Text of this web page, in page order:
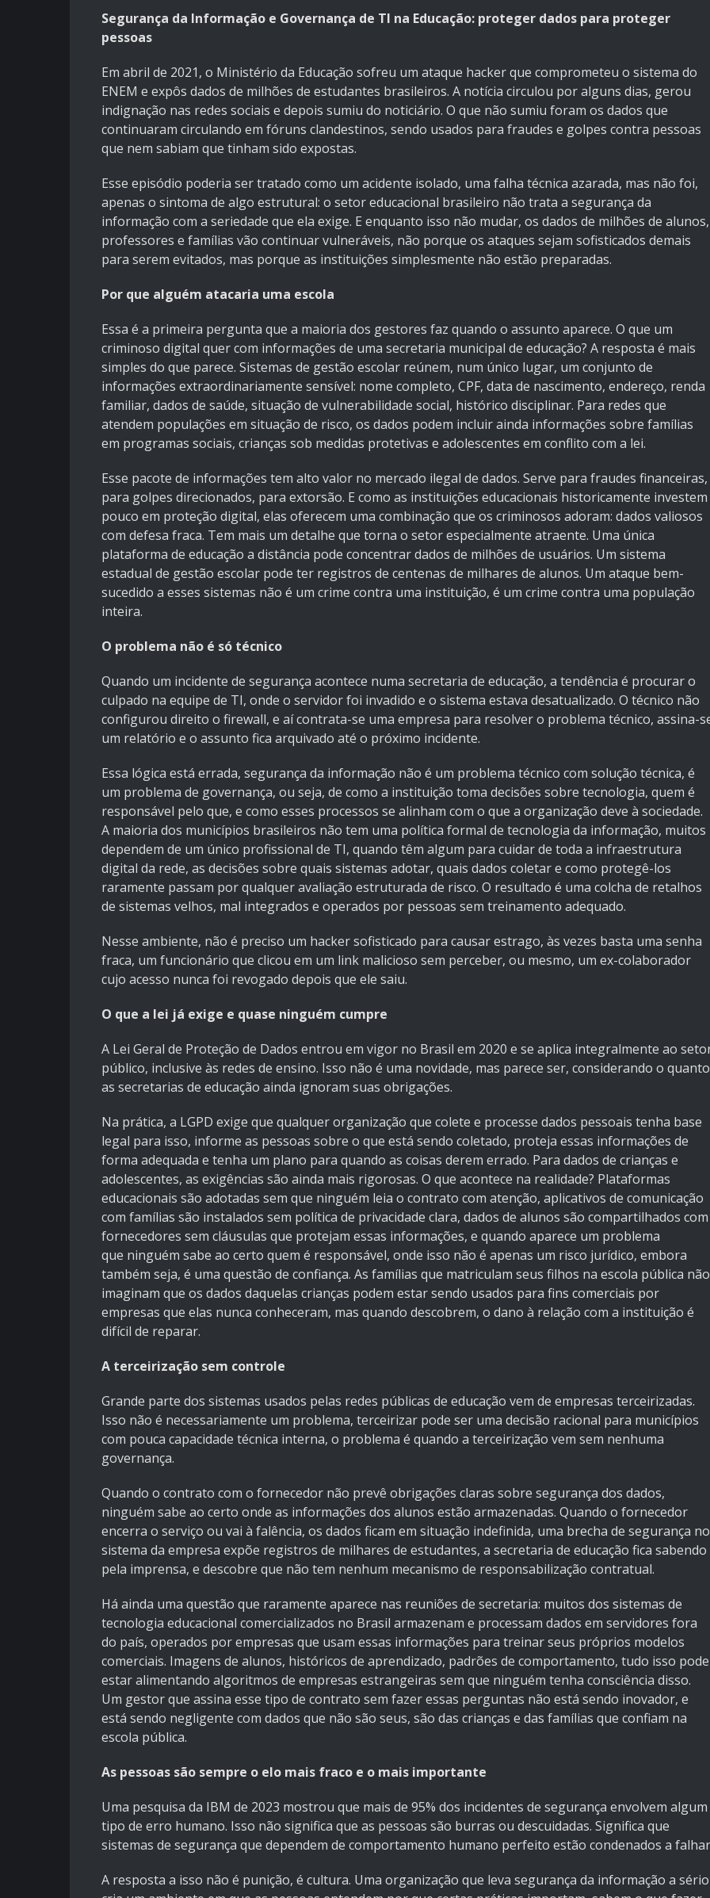
Segurança da Informação e Governança de TI na Educação: proteger dados para proteger
pessoas
Em abril de 2021, o Ministério da Educação sofreu um ataque hacker que comprometeu o sistema do
ENEM e expôs dados de milhões de estudantes brasileiros. A notícia circulou por alguns dias, gerou
indignação nas redes sociais e depois sumiu do noticiário. O que não sumiu foram os dados que
continuaram circulando em fóruns clandestinos, sendo usados para fraudes e golpes contra pessoas
que nem sabiam que tinham sido expostas.
Esse episódio poderia ser tratado como um acidente isolado, uma falha técnica azarada, mas não foi,
apenas o sintoma de algo estrutural: o setor educacional brasileiro não trata a segurança da
informação com a seriedade que ela exige. E enquanto isso não mudar, os dados de milhões de alunos,
professores e famílias vão continuar vulneráveis, não porque os ataques sejam sofisticados demais
para serem evitados, mas porque as instituições simplesmente não estão preparadas.
Por que alguém atacaria uma escola
Essa é a primeira pergunta que a maioria dos gestores faz quando o assunto aparece. O que um
criminoso digital quer com informações de uma secretaria municipal de educação? A resposta é mais
simples do que parece. Sistemas de gestão escolar reúnem, num único lugar, um conjunto de
informações extraordinariamente sensível: nome completo, CPF, data de nascimento, endereço, renda
familiar, dados de saúde, situação de vulnerabilidade social, histórico disciplinar. Para redes que
atendem populações em situação de risco, os dados podem incluir ainda informações sobre famílias
em programas sociais, crianças sob medidas protetivas e adolescentes em conflito com a lei.
Esse pacote de informações tem alto valor no mercado ilegal de dados. Serve para fraudes financeiras,
para golpes direcionados, para extorsão. E como as instituições educacionais historicamente investem
pouco em proteção digital, elas oferecem uma combinação que os criminosos adoram: dados valiosos
com defesa fraca. Tem mais um detalhe que torna o setor especialmente atraente. Uma única
plataforma de educação a distância pode concentrar dados de milhões de usuários. Um sistema
estadual de gestão escolar pode ter registros de centenas de milhares de alunos. Um ataque bem-
sucedido a esses sistemas não é um crime contra uma instituição, é um crime contra uma população
inteira.
O problema não é só técnico
Quando um incidente de segurança acontece numa secretaria de educação, a tendência é procurar o
culpado na equipe de TI, onde o servidor foi invadido e o sistema estava desatualizado. O técnico não
configurou direito o firewall, e aí contrata-se uma empresa para resolver o problema técnico, assina-
um relatório e o assunto fica arquivado até o próximo incidente.
Essa lógica está errada, segurança da informação não é um problema técnico com solução técnica, é
um problema de governança, ou seja, de como a instituição toma decisões sobre tecnologia, quem é
responsável pelo que, e como esses processos se alinham com o que a organização deve à sociedade.
A maioria dos municípios brasileiros não tem uma política formal de tecnologia da informação, muitos
dependem de um único profissional de TI, quando têm algum para cuidar de toda a infraestrutura
digital da rede, as decisões sobre quais sistemas adotar, quais dados coletar e como protegê-los
raramente passam por qualquer avaliação estruturada de risco. O resultado é uma colcha de retalhos
de sistemas velhos, mal integrados e operados por pessoas sem treinamento adequado.
Nesse ambiente, não é preciso um hacker sofisticado para causar estrago, às vezes basta uma senha
fraca, um funcionário que clicou em um link malicioso sem perceber, ou mesmo, um ex-colaborador
cujo acesso nunca foi revogado depois que ele saiu.
O que a lei já exige e quase ninguém cumpre
A Lei Geral de Proteção de Dados entrou em vigor no Brasil em 2020 e se aplica integralmente ao
público, inclusive às redes de ensino. Isso não é uma novidade, mas parece ser, considerando o quanto
as secretarias de educação ainda ignoram suas obrigações.
Na prática, a LGPD exige que qualquer organização que colete e processe dados pessoais tenha base
legal para isso, informe as pessoas sobre o que está sendo coletado, proteja essas informações de
forma adequada e tenha um plano para quando as coisas derem errado. Para dados de crianças e
adolescentes, as exigências são ainda mais rigorosas. O que acontece na realidade? Plataformas
educacionais são adotadas sem que ninguém leia o contrato com atenção, aplicativos de comunicação
com famílias são instalados sem política de privacidade clara, dados de alunos são compartilhados com
fornecedores sem cláusulas que protejam essas informações, e quando aparece um problema
que ninguém sabe ao certo quem é responsável, onde isso não é apenas um risco jurídico, embora
também seja, é uma questão de confiança. As famílias que matriculam seus filhos na escola pública não
imaginam que os dados daquelas crianças podem estar sendo usados para fins comerciais por
empresas que elas nunca conheceram, mas quando descobrem, o dano à relação com a instituição é
difícil de reparar.
A terceirização sem controle
Grande parte dos sistemas usados pelas redes públicas de educação vem de empresas terceirizadas.
Isso não é necessariamente um problema, terceirizar pode ser uma decisão racional para municípios
com pouca capacidade técnica interna, o problema é quando a terceirização vem sem nenhuma
governança.
Quando o contrato com o fornecedor não prevê obrigações claras sobre segurança dos dados,
ninguém sabe ao certo onde as informações dos alunos estão armazenadas. Quando o fornecedor
encerra o serviço ou vai à falência, os dados ficam em situação indefinida, uma brecha de segurança no
sistema da empresa expõe registros de milhares de estudantes, a secretaria de educação fica sabendo
pela imprensa, e descobre que não tem nenhum mecanismo de responsabilização contratual.
Há ainda uma questão que raramente aparece nas reuniões de secretaria: muitos dos sistemas de
tecnologia educacional comercializados no Brasil armazenam e processam dados em servidores fora
do país, operados por empresas que usam essas informações para treinar seus próprios modelos
comerciais. Imagens de alunos, históricos de aprendizado, padrões de comportamento, tudo isso pode
estar alimentando algoritmos de empresas estrangeiras sem que ninguém tenha consciência disso.
Um gestor que assina esse tipo de contrato sem fazer essas perguntas não está sendo inovador, e
está sendo negligente com dados que não são seus, são das crianças e das famílias que confiam na
escola pública.
As pessoas são sempre o elo mais fraco e o mais importante
Uma pesquisa da IBM de 2023 mostrou que mais de 95% dos incidentes de segurança envolvem algum
tipo de erro humano. Isso não significa que as pessoas são burras ou descuidadas. Significa que
sistemas de segurança que dependem de comportamento humano perfeito estão condenados a
A resposta a isso não é punição, é cultura. Uma organização que leva segurança da informação a sério